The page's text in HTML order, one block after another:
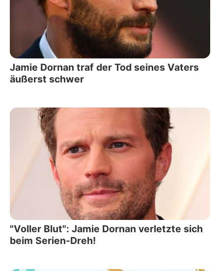
Jamie Dornan traf der Tod seines Vaters
äußerst schwer
"Voller Blut": Jamie Dornan verletzte sich
beim Serien-Dreh!